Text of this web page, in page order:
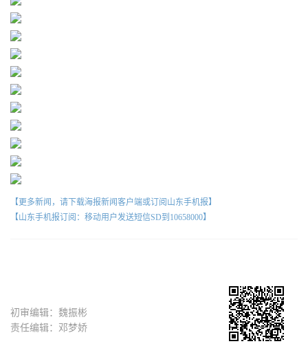
【更多新闻，请下载海报新闻客户端或订阅山东手机报】
【山东手机报订阅：移动用户发送短信SD到10658000】
初审编辑：魏振彬
责任编辑：邓梦娇